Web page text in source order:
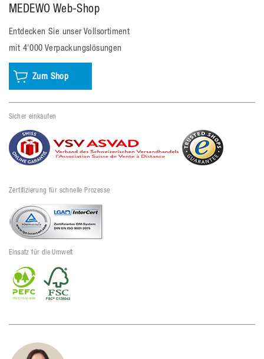
MEDEWO Web-Shop
Entdecken Sie unser Vollsortiment
mit 4'000 Verpackungslösungen
Zum Shop
Sicher einkaufen
Zertifizierung für schnelle Prozesse
Einsatz für die Umwelt